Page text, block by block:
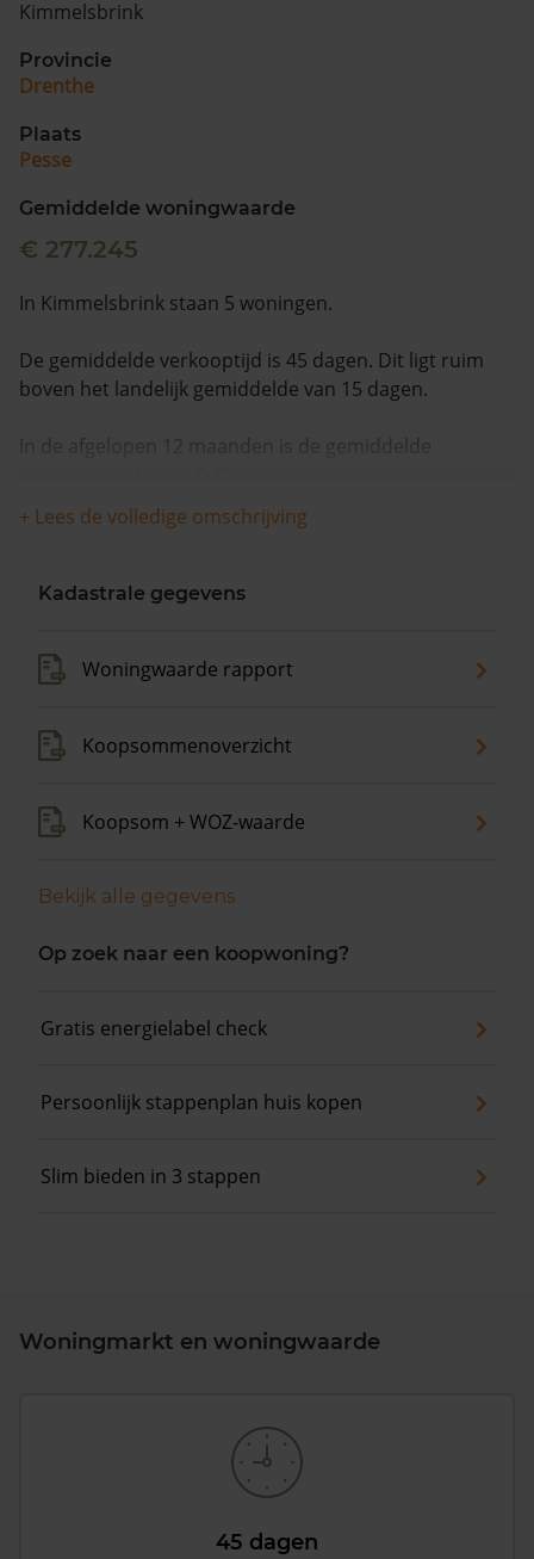
Kimmelsbrink
Provincie
Drenthe
Plaats
Pesse
Gemiddelde woningwaarde
€ 277.245
In Kimmelsbrink staan 5 woningen.
De gemiddelde verkooptijd is 45 dagen. Dit ligt ruim
boven het landelijk gemiddelde van 15 dagen.
In de afgelopen 12 maanden is de gemiddelde
+ Lees de volledige omschrijving
Kadastrale gegevens
Woningwaarde rapport
Koopsommenoverzicht
Koopsom + WOZ-waarde
Bekijk alle gegevens
Op zoek naar een koopwoning?
Gratis energielabel check
Persoonlijk stappenplan huis kopen
Slim bieden in 3 stappen
Woningmarkt en woningwaarde
45 dagen